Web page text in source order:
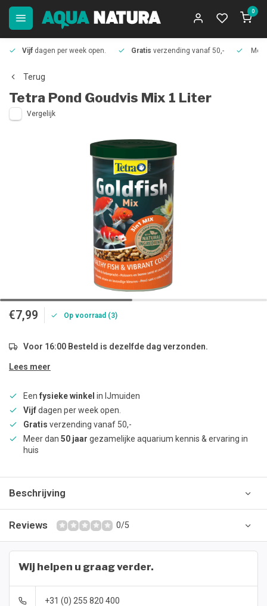
0
Vijf dagen per week open. Gratis verzending vanaf 50,-
Terug
Tetra Pond Goudvis Mix 1 Liter
Vergelijk
€7,99 Op voorraad (3)
Voor 16:00 Besteld is dezelfde dag verzonden.
Lees meer
Een fysieke winkel in IJmuiden
Vijfdagen per week open.
Gratis verzending vanaf 50,-
Meer dan 50 jaar gezamelijke aquarium kennis & ervaring in
huis
Beschrijving
Reviews 0/5
Wij helpen u graag verder.
+31 (0) 255 820 400